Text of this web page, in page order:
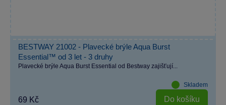
BESTWAY 21002 - Plavecké brýle Aqua Burst
Essential™ od 3 let - 3 druhy
Plavecké brýle Aqua Burst Essential od Bestway zajišťují...
Skladem
69 Kč Do košíku